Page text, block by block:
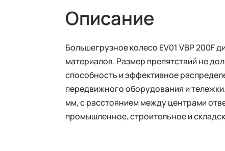
Описание
Большегрузное колесо EV01 VBP
материалов. Размер препятствий не
способность и эффективное
передвижного оборудования и
мм, с расстоянием между центрами
промышленное, строительное и